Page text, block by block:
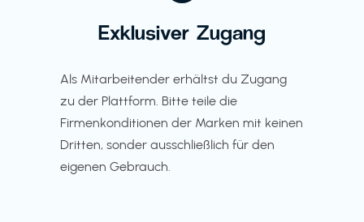
Exklusiver Zugang
Als Mitarbeitender erhältst du Zugang
zu der Plattform. Bitte teile die
Firmenkonditionen der Marken mit keinen
Dritten, sonder ausschließlich für den
eigenen Gebrauch.